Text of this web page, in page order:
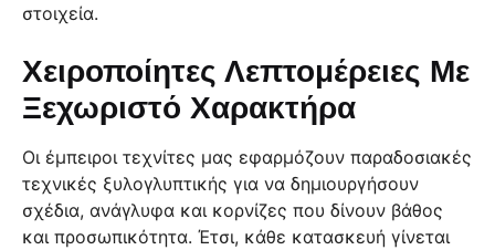
στοιχεία.
Χειροποίητες Λεπτομέρειες Με
Ξεχωριστό Χαρακτήρα
Οι έμπειροι τεχνίτες μας εφαρμόζουν παραδοσιακές
τεχνικές ξυλογλυπτικής για να δημιουργήσουν
σχέδια, ανάγλυφα και κορνίζες που δίνουν βάθος
και προσωπικότητα. Έτσι, κάθε κατασκευή γίνεται